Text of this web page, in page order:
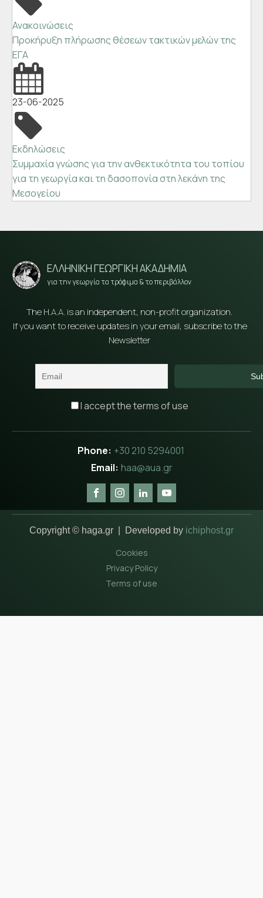
Ανακοινώσεις
Προκήρυξη πλήρωσης θέσεων τακτικών μελών της
ΕΓΑ
23-06-2025
Εκδηλώσεις
Συμμαχία γνώσης για την ανθεκτικότητα του τοπίου
για τη γεωργία και τη δασοπονία στη λεκάνη της
Μεσογείου
ΕΛΛΗΝΙΚΗ ΓΕΩΡΓΙΚΗ ΑΚΑΔΗΜΙΑ
για την γεωργία τα τρόφιμα & το περιβάλλον
The H.A.A. is an independent, non-profit organization.
If you want to receive updates in your email, subscribe to the
Newsletter
I accept the terms of use
+30 210 5294001
haa@aua.gr
Copyright © haga.gr | Developed by ichiphost.gr
Cookies
Privacy Policy
Terms of use